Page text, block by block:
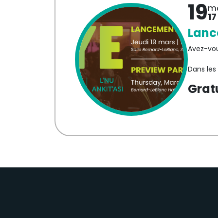
19
Avez-
Dans
on